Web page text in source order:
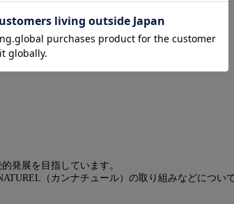
発展を目指しています。
（カンナチュール）の取り組みなどについ